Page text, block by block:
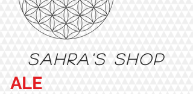
Sahra's shop
ALE